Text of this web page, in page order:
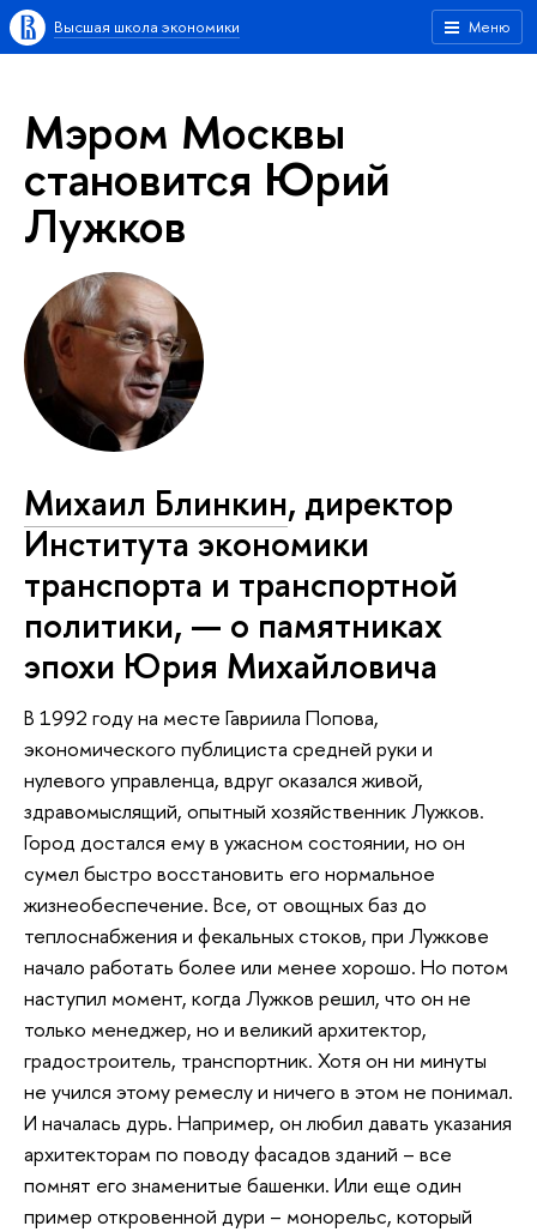
Меню
Высшая школа экономики
Мэром Москвы
становится Юрий
Лужков
Михаил Блинкин, директор
Института экономики
транспорта и транспортной
политики, — о памятниках
эпохи Юрия Михайловича
В 1992 году на месте Гавриила Попова,
экономического публициста средней руки и
нулевого управленца, вдруг оказался живой,
здравомыслящий, опытный хозяйственник Лужков.
Город достался ему в ужасном состоянии, но он
сумел быстро восстановить его нормальное
жизнеобеспечение. Все, от овощных баз до
теплоснабжения и фекальных стоков, при Лужкове
начало работать более или менее хорошо. Но потом
наступил момент, когда Лужков решил, что он не
только менеджер, но и великий архитектор,
градостроитель, транспортник. Хотя он ни минуты
не учился этому ремеслу и ничего в этом не понимал.
И началась дурь. Например, он любил давать указания
архитекторам по поводу фасадов зданий – все
помнят его знаменитые башенки. Или еще один
пример откровенной дури – монорельс, который